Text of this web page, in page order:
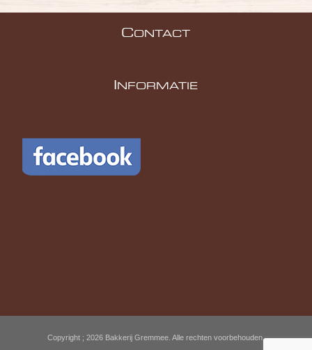
CONTACT
NFORMATIE
Copyright ; 2026 Bakkerij Gremmee. Alle rechten voorbehouden.